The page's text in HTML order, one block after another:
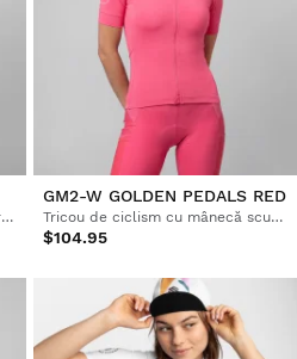
Tricou de ciclism cu mâneci scurte pentru femei
GM2-W GOLDEN PEDALS RED
Tricou de ciclism cu mânecă scurtă pentru femei
$104.95